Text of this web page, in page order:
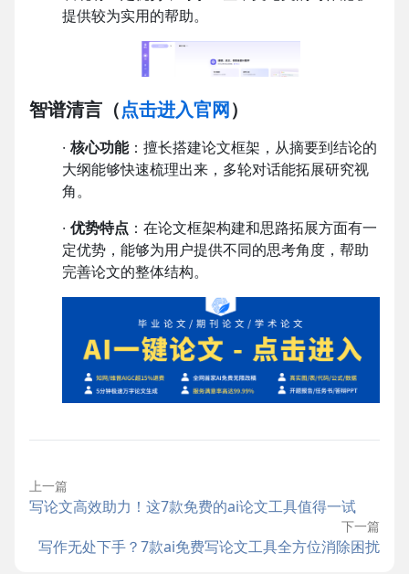
提供较为实用的帮助。
智谱清言 （点击进入官网 ）
· 核心功能：擅长搭建论文框架，从摘要到结论的
大纲能够快速梳理出来，多轮对话能拓展研究视
角。
· 优势特点 ：在论文框架构建和思路拓展方面有一
定优势，能够为用户提供不同的思考角度，帮助
完善论文的整体结构。
上一篇
写论文高效助力！这7款免费的ai论文工具值得一试
下一篇
写作无处下手？7款ai免费写论文工具全方位消除困扰